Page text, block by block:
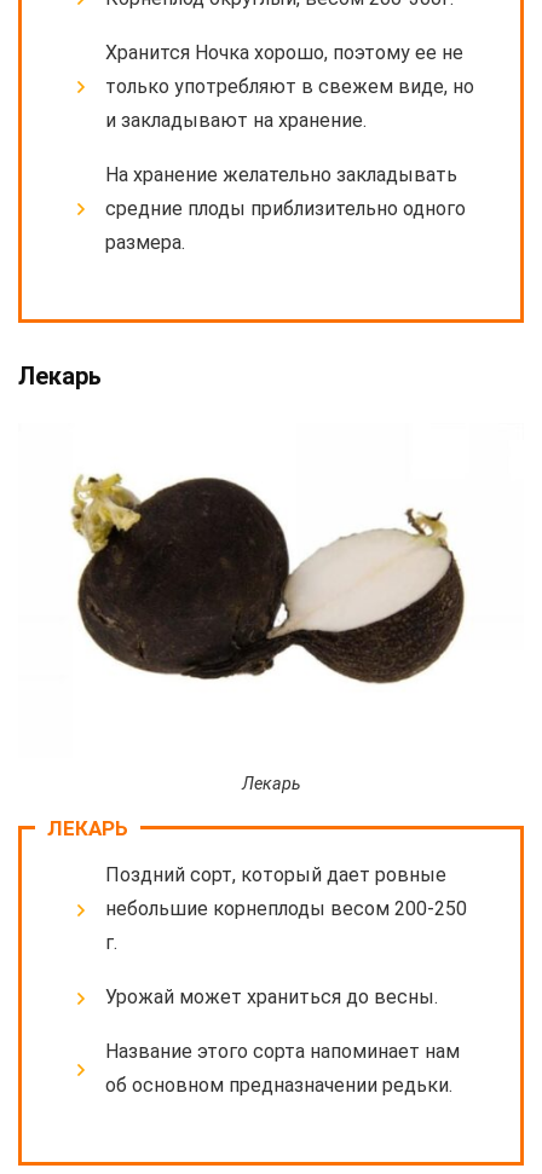
Хранится Ночка хорошо, поэтому ее не
только употребляют в свежем виде, но
и закладывают на хранение.
На хранение желательно закладывать
средние плоды приблизительно одного
размера.
Лекарь
Лекарь
ЛЕКАРЬ
Поздний сорт, который дает ровные
небольшие корнеплоды весом 200-250
г.
Урожай может храниться до весны.
Название этого сорта напоминает нам
об основном предназначении редьки.